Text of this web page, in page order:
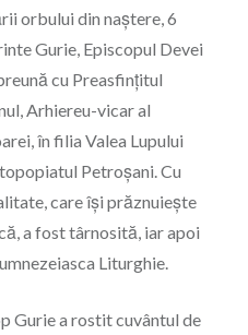
orbului din naștere, 6
Gurie, Episcopul Devei
cu Preasfințitul
Arhiereu-vicar al
în filia Valea Lupului
Petroșani. Cu
care își prăznuiește
a fost târnosită, iar apoi
Liturghie.
Gurie a rostit cuvântul de